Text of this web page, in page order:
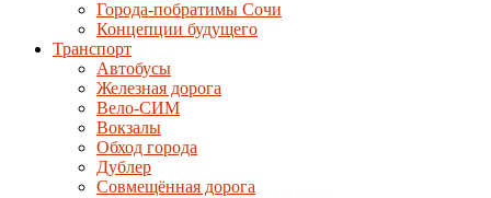
Города-побратимы Сочи
Концепции будущего
Транспорт
Автобусы
Железная дорога
Вело-СИМ
Вокзалы
Обход города
Дублер
Совмещённая дорога